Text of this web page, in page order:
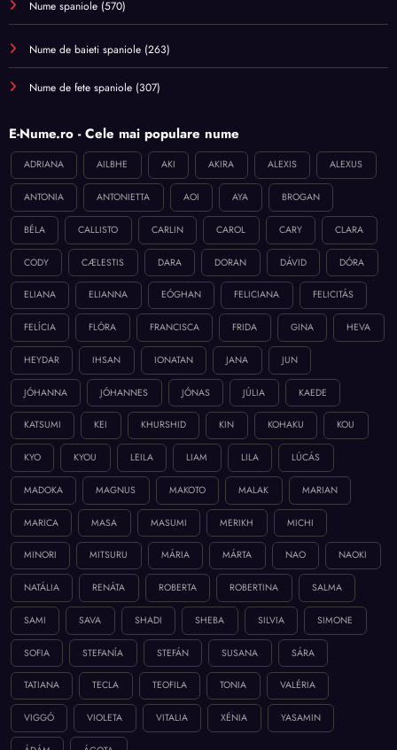
Nume spaniole (570)
Nume de baieti spaniole (263)
Nume de fete spaniole (307)
E-Nume.ro - Cele mai populare nume
ADRIANA AILBHE AKI AKIRA ALEXIS ALEXUS
ANTONIA ANTONIETTA AOI AYA BROGAN
BÉLA CALLISTO CARLIN CAROL CARY CLARA
CODY CÆLESTIS DARA DORAN DÁVID DÓRA
ELIANA ELIANNA EÓGHAN FELICIANA FELICITÁS
FELÍCIA FLÓRA FRANCISCA FRIDA GINA HEVA
HEYDAR IHSAN IONATAN JANA JUN
JÓHANNA JÓHANNES JÓNAS JÚLIA KAEDE
KATSUMI KEI KHURSHID KIN KOHAKU KOU
KYO KYOU LEILA LIAM LILA LÚCÁS
MADOKA MAGNUS MAKOTO MALAK MARIAN
MARICA MASA MASUMI MERIKH MICHI
MINORI MITSURU MÁRIA MÁRTA NAO NAOKI
NATÁLIA RENÁTA ROBERTA ROBERTINA SALMA
SAMI SAVA SHADI SHEBA SILVIA SIMONE
SOFIA STEFANÍA STEFÁN SUSANA SÁRA
TATIANA TECLA TEOFILA TONIA VALÉRIA
VIGGÓ VIOLETA VITALIA XÉNIA YASAMIN